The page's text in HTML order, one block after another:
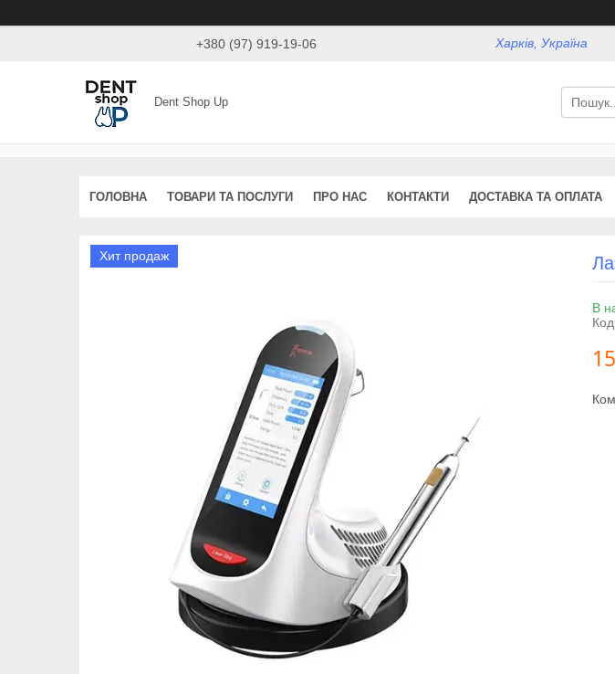
+380 (97) 919-19-06 Харків, Україна
Dent Shop Up
ГОЛОВНА ТОВАРИ ТА ПОСЛУГИ ПРО НАС КОНТАКТИ ДОСТАВКА ТА ОПЛАТА
Хит продаж
В